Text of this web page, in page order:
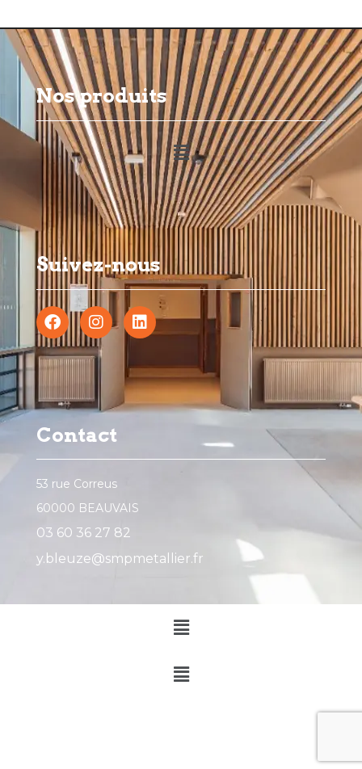
Nos produits
Suivez-nous
Contact
53 rue Correus
60000 BEAUVAIS
03 60 36 27 82
y.bleuze@smpmetallier.fr